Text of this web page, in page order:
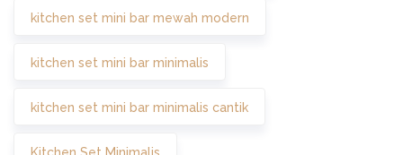
kitchen set mini bar mewah modern
kitchen set mini bar minimalis
kitchen set mini bar minimalis cantik